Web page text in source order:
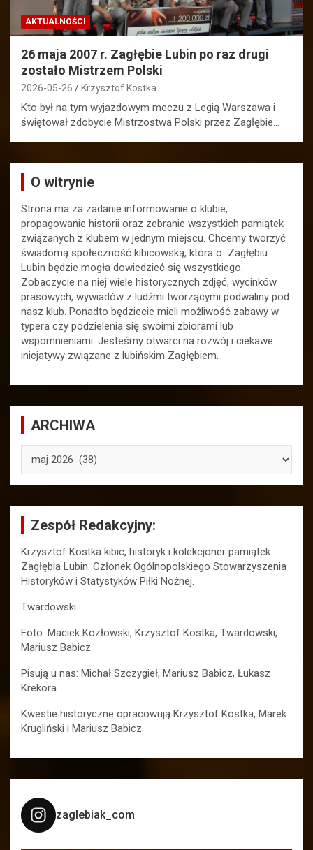
AKTUALNOŚCI
26 maja 2007 r. Zagłębie Lubin po raz drugi
zostało Mistrzem Polski
2026-05-26 Krzysztof Kostka
Kto był na tym wyjazdowym meczu z Legią Warszawa i
świętował zdobycie Mistrzostwa Polski przez Zagłębie…
O witrynie
Strona ma za zadanie informowanie o klubie,
propagowanie historii oraz zebranie wszystkich pamiątek
związanych z klubem w jednym miejscu. Chcemy tworzyć
świadomą społeczność kibicowską, która o Zagłębiu
Lubin będzie mogła dowiedzieć się wszystkiego.
Zobaczycie na niej wiele historycznych zdjęć, wycinków
prasowych, wywiadów z ludźmi tworzącymi podwaliny pod
nasz klub. Ponadto będziecie mieli możliwość zabawy w
typera czy podzielenia się swoimi zbiorami lub
wspomnieniami. Jesteśmy otwarci na rozwój i ciekawe
inicjatywy związane z lubińskim Zagłębiem.
ARCHIWA
Zespół Redakcyjny:
Krzysztof Kostka kibic, historyk i kolekcjoner pamiątek
Zagłębia Lubin. Członek Ogólnopolskiego Stowarzyszenia
Historyków i Statystyków Piłki Nożnej.
Twardowski
Foto: Maciek Kozłowski, Krzysztof Kostka, Twardowski,
Mariusz Babicz
Pisują u nas: Michał Szczygieł, Mariusz Babicz, Łukasz
Krekora.
Kwestie historyczne opracowują Krzysztof Kostka, Marek
Krugliński i Mariusz Babicz.
zaglebiak_com